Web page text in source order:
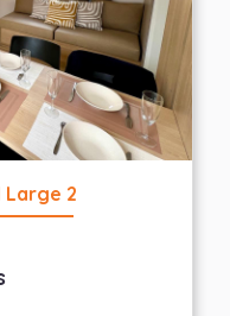
Large 2